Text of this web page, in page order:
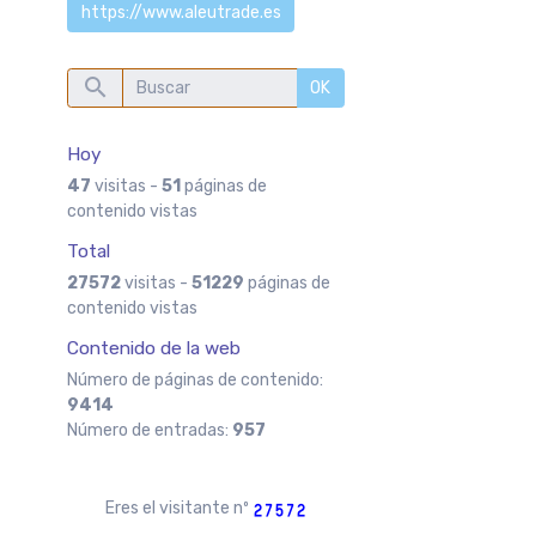
https://www.aleutrade.es
OK
Hoy
47 visitas -51páginas de
contenido vistas
Total
27572visitas -51229 páginas de
contenido vistas
Contenido de la web
Número de páginas de contenido:
9414
Número de entradas: 957
Eres el visitante nº